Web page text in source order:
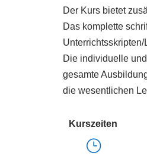
Der Kurs bietet
Das komplette
Die individuelle
gesamte
die wesentlichen
Kurszeiten
}